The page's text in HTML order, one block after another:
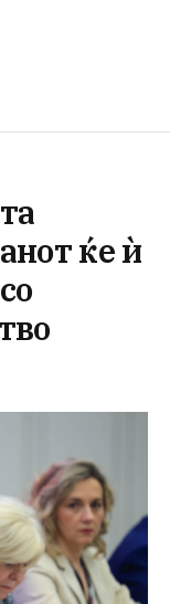
ќе ѝ